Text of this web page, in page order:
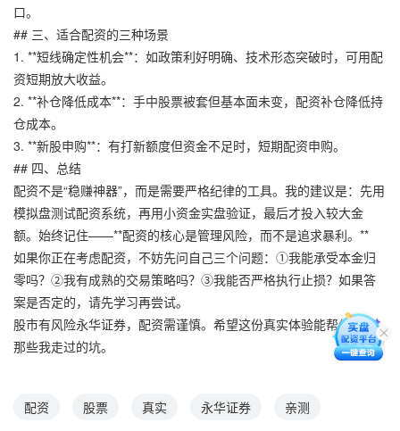
口。
## 三、适合配资的三种场景
1. **短线确定性机会**：如政策利好明确、技术形态突破时，可用配
资短期放大收益。
2. **补仓降低成本**：手中股票被套但基本面未变，配资补仓降低持
仓成本。
3. **新股申购**：有打新额度但资金不足时，短期配资申购。
## 四、总结
配资不是“稳赚神器”，而是需要严格纪律的工具。我的建议是：先用
模拟盘测试配资系统，再用小资金实盘验证，最后才投入较大金
额。始终记住——**配资的核心是管理风险，而不是追求暴利。**
如果你正在考虑配资，不妨先问自己三个问题：①我能承受本金归
零吗？②我有成熟的交易策略吗？③我能否严格执行止损？如果答
案是否定的，请先学习再尝试。
股市有风险永华证券，配资需谨慎。希望这份真实体验能帮你避开
那些我走过的坑。
配资 股票 真实 永华证券 亲测